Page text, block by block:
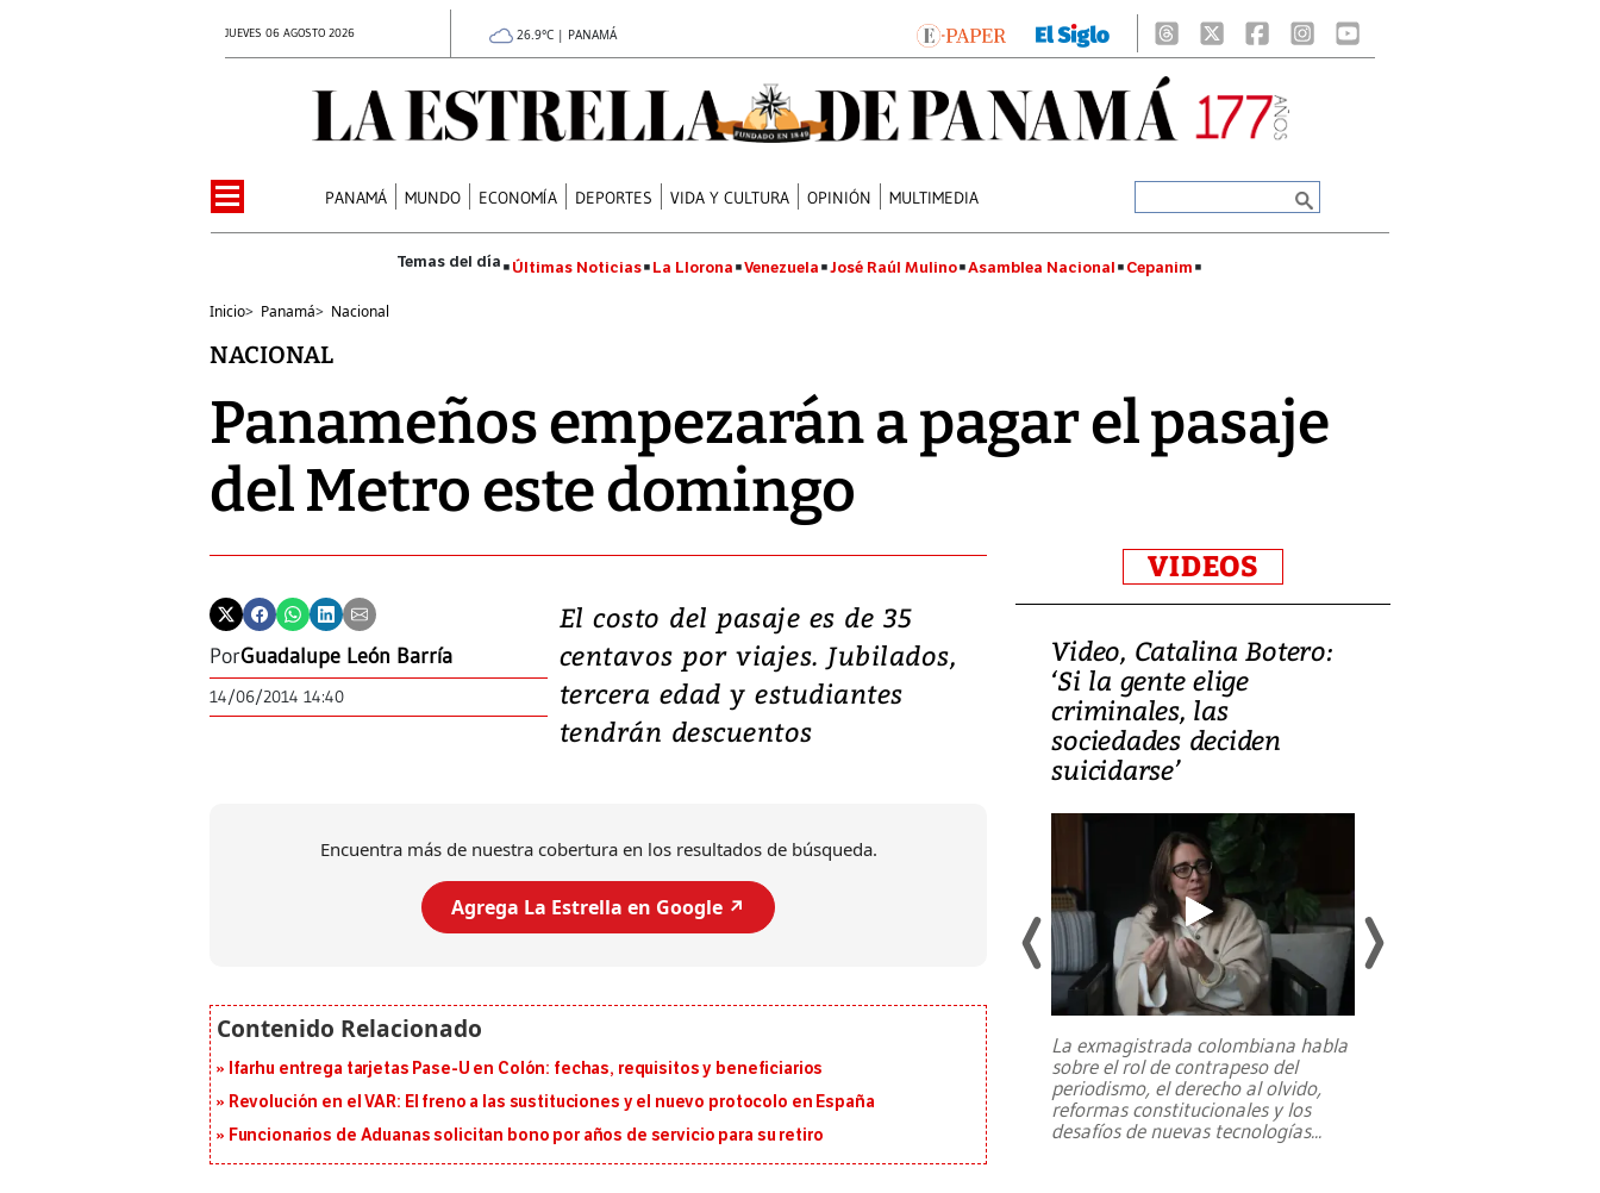
JUEVES 06 AGOSTO 2026 26.9°C | PANAMÁ
PANAMÁ MUNDO ECONOMÍA DEPORTES VIDA Y CULTURA OPINIÓN MULTIMEDIA
Últimas Noticias La Llorona Venezuela José Raúl Mulino Asamblea Nacional Cepanim
Inicio> Panamá> Nacional
NACIONAL
Panameños empezarán a pagar el pasaje
del Metro este domingo
PorGuadalupe León Barría
14/06/2014 14:40
El costo del pasaje es de 35
centavos por viajes. Jubilados,
tercera edad y estudiantes
tendrán descuentos
Encuentra más de nuestra cobertura en los resultados de búsqueda.
Agrega La Estrella en Google ↗️
Ifarhu entrega tarjetas Pase-U en Colón: fechas, requisitos y beneficiarios
Revolución en el VAR: El freno a las sustituciones y el nuevo protocolo en España
Funcionarios de Aduanas solicitan bono por años de servicio para su retiro
VIDEOS
Video, Japón: Terremoto
deja heridos y graves
daños en Kumamoto
7,1 se registró este martes 28 de
emergencia de gran
Video, Catalina Botero:
‘Si la gente elige
criminales, las
sociedades deciden
suicidarse’
La exmagistrada colombiana habla
sobre el rol de contrapeso del
periodismo, el derecho al olvido,
reformas constitucionales y los
desafíos de nuevas tecnologías...